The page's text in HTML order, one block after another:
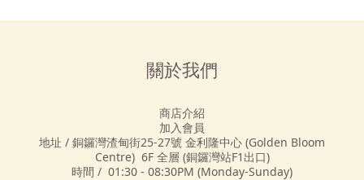
關於我們
商店介紹
加入會員
地址 / 銅鑼灣渣甸街25-27號 金利隆中心 (Golden Bloom
Centre) 6F 全層 (銅鑼灣站F1出口)
時間 / 01:30 - 08:30PM (Monday-Sunday)